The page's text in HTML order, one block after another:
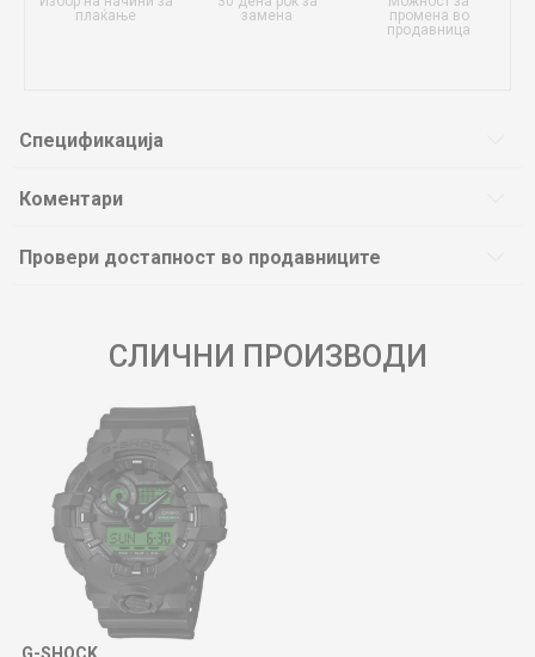
плаќање
замена
промена во
продавница
Спецификација
Коментари
Провери достапност во продавниците
СЛИЧНИ ПРОИЗВОДИ